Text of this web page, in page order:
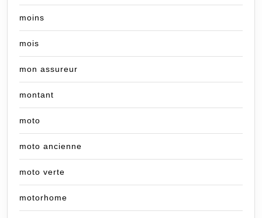
moins
mois
mon assureur
montant
moto
moto ancienne
moto verte
motorhome